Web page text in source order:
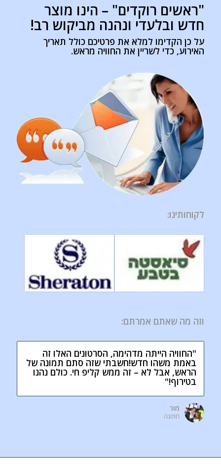
"ראשים רוקדים" – הינו מוצר
חדש ובלעדי ונהנה מביקוש רב!
על כן הקדימו למלא את פרטיכם כולל תאריך
האירוע, כדי לשריין את החוויה מראש.
לקוחותינו:
וזה מה שאתם אמרתם:
"החוויה הייתה מדהימה, הסרטונים האלו זה
באמת משהו חדש!חשבתי שזה סתם תמונה של
הראש, אבל לא – זה ממש קליפ חי. כולם נהנו
בטירוף!"
מור
חתונה